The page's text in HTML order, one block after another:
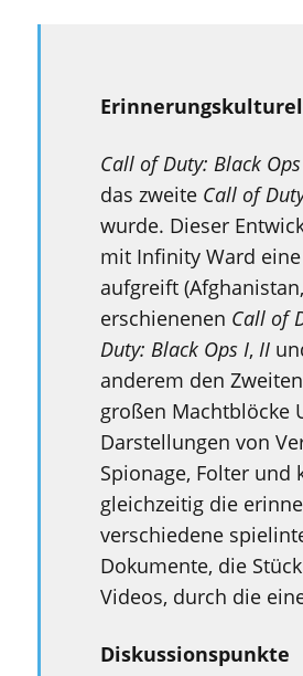
Call of Duty: Black Ops
das zweite Call of
wurde. Dieser
mit Infinity Ward
aufgreift
erschienenen Call of
Duty: Black Ops I, II
anderem den
großen Machtblöcke
Darstellungen von
Spionage, Folter und
gleichzeitig die
verschiedene
Dokumente, die
Videos, durch die
Diskussionspunkte